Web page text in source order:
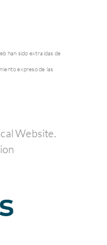
han sido extraídas de
expreso de las